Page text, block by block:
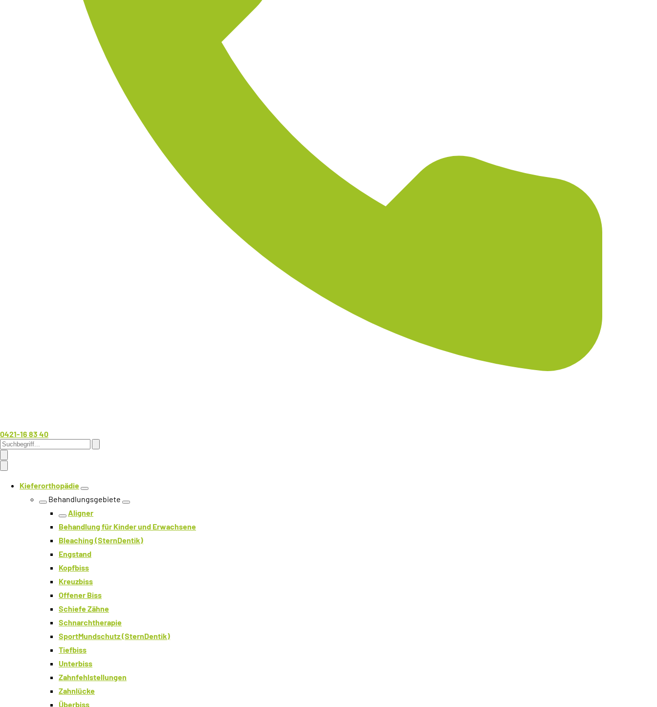
0421-16 83 40
Kieferorthopädie
Ebene öffnen
Ebene zurück
Behandlungsgebiete
Ebene öffnen
Ebene zurück
Aligner
Behandlung für Kinder und Erwachsene
Bleaching (SternDentik)
Engstand
Kopfbiss
Kreuzbiss
Offener Biss
Schiefe Zähne
Schnarchtherapie
SportMundschutz (SternDentik)
Tiefbiss
Unterbiss
Zahnfehlstellungen
Zahnlücke
Überbiss